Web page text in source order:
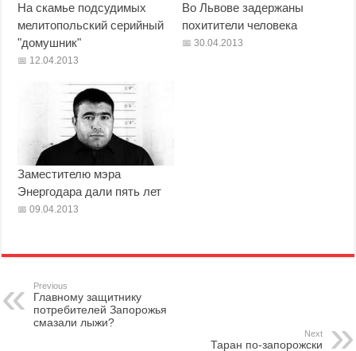
На скамье подсудимых
мелитопольский серийный
"домушник"
12.04.2013
Во Львове задержаны
похитители человека
30.04.2013
Заместителю мэра
Энергодара дали пять лет
09.04.2013
Previous
Главному защитнику
потребителей Запорожья
смазали лыжи?
Next
Таран по-запорожски